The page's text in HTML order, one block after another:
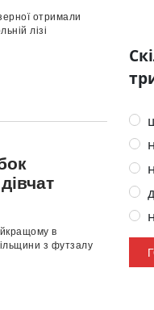
отримали
лізі
в
з футзалу